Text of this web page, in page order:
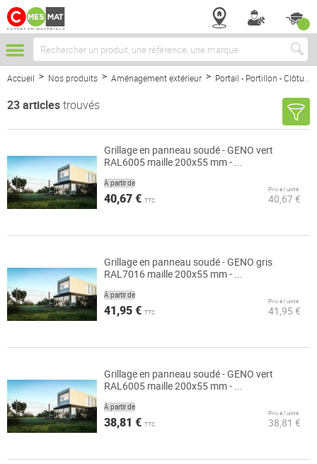
Chercher
Accueil Nos produits Aménagement extérieur Portail - Portillon - Clôture
23articlestrouvés
Grillage en panneau soudé - GENO vert
RAL6005 maille 200x55 mm - ...
À partir de
40,67 € TTC
Prix à l’unité
40,67 €
Grillage en panneau soudé - GENO gris
RAL7016 maille 200x55 mm - ...
À partir de
41,95 € TTC
Prix à l’unité
41,95 €
Grillage en panneau soudé - GENO vert
RAL6005 maille 200x55 mm - ...
À partir de
38,81 € TTC
Prix à l’unité
38,81 €